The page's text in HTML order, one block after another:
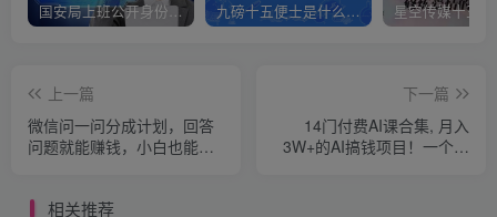
国安局上班公开身份是什么（国安身份对家人保密吗） 九磅十五便士是什么意思（九磅十五便士是什么梗）
上一篇
微信问一问分成计划，回答
问题就能赚钱，小白也能轻
下一篇
14门付费AI课合集, 月入
3W+的AI搞钱项目！一个人
相关推荐